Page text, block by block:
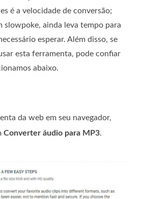
é a velocidade de conversão;
slowpoke, ainda leva tempo para
esperar. Além disso, se
esta ferramenta, pode confiar
abaixo.
da web em seu navegador,
Converter áudio para MP3.